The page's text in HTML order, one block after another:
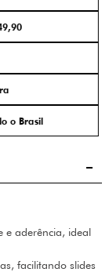
o Brasil
aderência, ideal
facilitando slides